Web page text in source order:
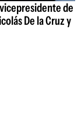
de
De la Cruz y